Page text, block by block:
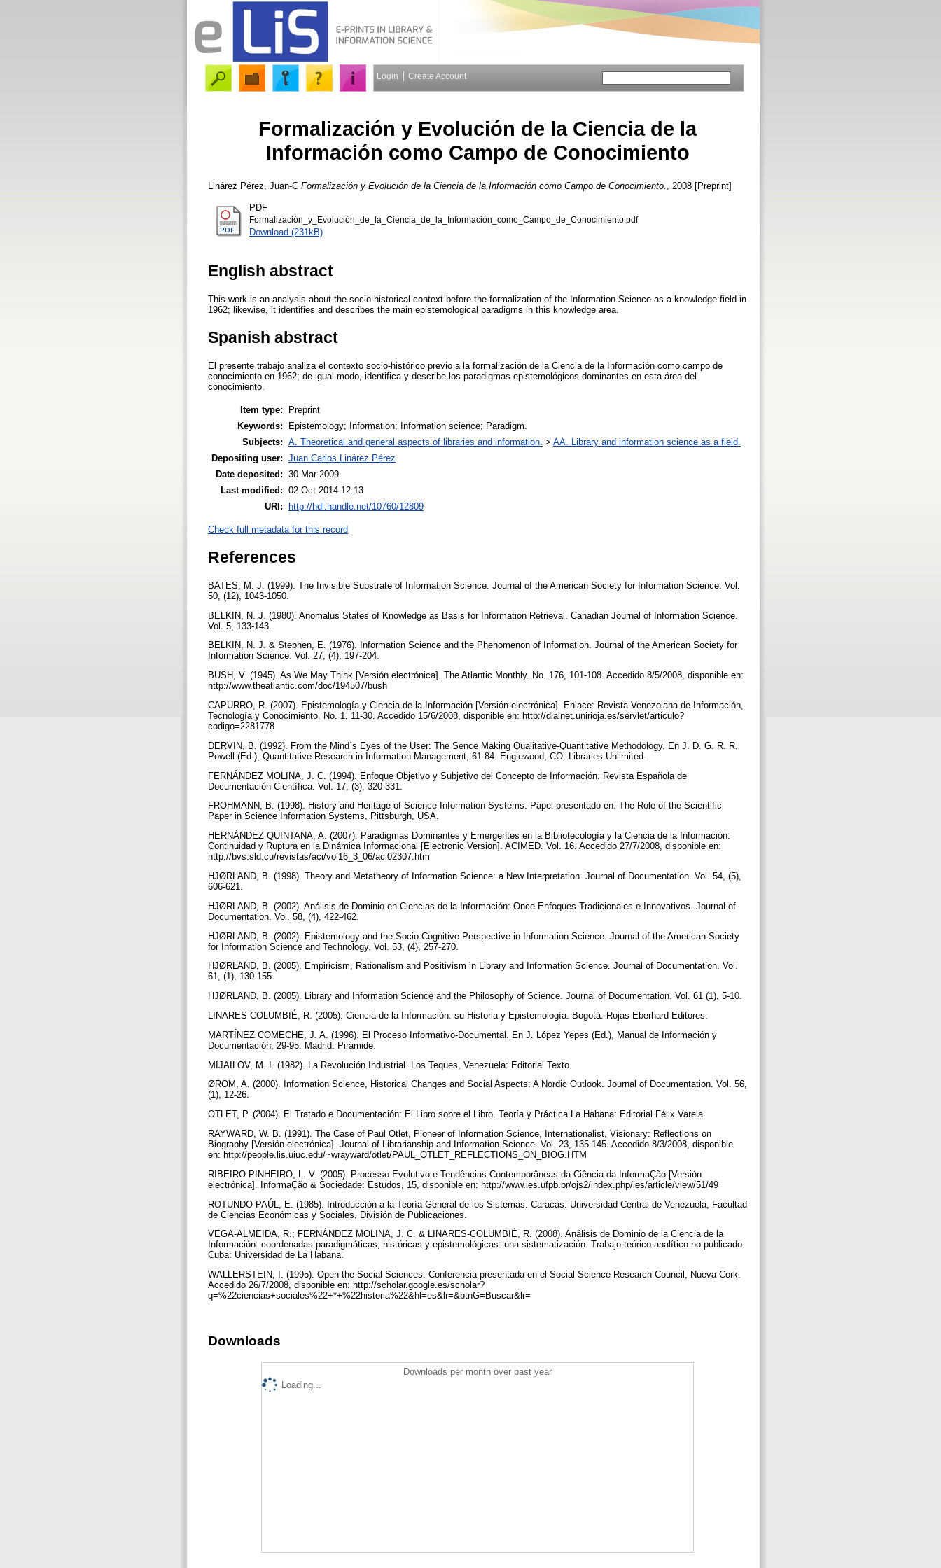
Login Create Account
Formalización y Evolución de la Ciencia de la
Información como Campo de Conocimiento
Linárez Pérez, Juan-C Formalización y Evolución de la Ciencia de la Información como Campo de Conocimiento. , 2008 [Preprint]
PDF
Formalización_y_Evolución_de_la_Ciencia_de_la_Información_como_Campo_de_Conocimiento.pdf
Download (231kB)
English abstract
This work is an analysis about the socio-historical context before the formalization of the Information Science as a knowledge field in
1962; likewise, it identifies and describes the main epistemological paradigms in this knowledge area.
Spanish abstract
El presente trabajo analiza el contexto socio-histórico previo a la formalización de la Ciencia de la Información como campo de
conocimiento en 1962; de igual modo, identifica y describe los paradigmas epistemológicos dominantes en esta área del
conocimiento.
Item type:
Preprint
Keywords:
Epistemology; Information; Information science; Paradigm.
Subjects: A. Theoretical and general aspects of libraries and information. > AA. Library and information science as a field.
Depositing user: Juan Carlos Linárez Pérez
Date deposited: 30 Mar 2009
Last modified: 02 Oct 2014 12:13
URI:
http://hdl.handle.net/10760/12809
Check full metadata for this record
References
BATES, M. J. (1999). The Invisible Substrate of Information Science. Journal of the American Society for Information Science. Vol.
50, (12), 1043-1050.
BELKIN, N. J. (1980). Anomalus States of Knowledge as Basis for Information Retrieval. Canadian Journal of Information Science.
Vol. 5, 133-143.
BELKIN, N. J. & Stephen, E. (1976). Information Science and the Phenomenon of Information. Journal of the American Society for
Information Science. Vol. 27, (4), 197-204.
BUSH, V. (1945). As We May Think [Versión electrónica]. The Atlantic Monthly. No. 176, 101-108. Accedido 8/5/2008, disponible en:
http://www.theatlantic.com/doc/194507/bush
CAPURRO, R. (2007). Epistemología y Ciencia de la Información [Versión electrónica]. Enlace: Revista Venezolana de Información,
Tecnología y Conocimiento. No. 1, 11-30. Accedido 15/6/2008, disponible en: http://dialnet.unirioja.es/servlet/articulo?
codigo=2281778
DERVIN, B. (1992). From the Mind´s Eyes of the User: The Sence Making Qualitative-Quantitative Methodology. En J. D. G. R. R.
Powell (Ed.), Quantitative Research in Information Management, 61-84. Englewood, CO: Libraries Unlimited.
FERNÁNDEZ MOLINA, J. C. (1994). Enfoque Objetivo y Subjetivo del Concepto de Información. Revista Española de
Documentación Científica. Vol. 17, (3), 320-331.
FROHMANN, B. (1998). History and Heritage of Science Information Systems. Papel presentado en: The Role of the Scientific
Paper in Science Information Systems, Pittsburgh, USA.
HERNÁNDEZ QUINTANA, A. (2007). Paradigmas Dominantes y Emergentes en la Bibliotecología y la Ciencia de la Información:
Continuidad y Ruptura en la Dinámica Informacional [Electronic Version]. ACIMED. Vol. 16. Accedido 27/7/2008, disponible en:
http://bvs.sld.cu/revistas/aci/vol16_3_06/aci02307.htm
HJØRLAND, B. (1998). Theory and Metatheory of Information Science: a New Interpretation. Journal of Documentation. Vol. 54, (5),
606-621.
HJØRLAND, B. (2002). Análisis de Dominio en Ciencias de la Información: Once Enfoques Tradicionales e Innovativos. Journal of
Documentation. Vol. 58, (4), 422-462.
HJØRLAND, B. (2002). Epistemology and the Socio-Cognitive Perspective in Information Science. Journal of the American Society
for Information Science and Technology. Vol. 53, (4), 257-270.
HJØRLAND, B. (2005). Empiricism, Rationalism and Positivism in Library and Information Science. Journal of Documentation. Vol.
61, (1), 130-155.
HJØRLAND, B. (2005). Library and Information Science and the Philosophy of Science. Journal of Documentation. Vol. 61 (1), 5-10.
LINARES COLUMBIÉ, R. (2005). Ciencia de la Información: su Historia y Epistemología. Bogotá: Rojas Eberhard Editores.
MARTÍNEZ COMECHE, J. A. (1996). El Proceso Informativo-Documental. En J. López Yepes (Ed.), Manual de Información y
Documentación, 29-95. Madrid: Pirámide.
MIJAILOV, M. I. (1982). La Revolución Industrial. Los Teques, Venezuela: Editorial Texto.
ØROM, A. (2000). Information Science, Historical Changes and Social Aspects: A Nordic Outlook. Journal of Documentation. Vol. 56,
(1), 12-26.
OTLET, P. (2004). El Tratado e Documentación: El Libro sobre el Libro. Teoría y Práctica La Habana: Editorial Félix Varela.
RAYWARD, W. B. (1991). The Case of Paul Otlet, Pioneer of Information Science, Internationalist, Visionary: Reflections on
Biography [Versión electrónica]. Journal of Librarianship and Information Science. Vol. 23, 135-145. Accedido 8/3/2008, disponible
en: http://people.lis.uiuc.edu/~wrayward/otlet/PAUL_OTLET_REFLECTIONS_ON_BIOG.HTM
RIBEIRO PINHEIRO, L. V. (2005). Processo Evolutivo e Tendências Contemporâneas da Ciência da InformaÇão [Versión
electrónica]. InformaÇão & Sociedade: Estudos, 15, disponible en: http://www.ies.ufpb.br/ojs2/index.php/ies/article/view/51/49
ROTUNDO PAÚL, E. (1985). Introducción a la Teoría General de los Sistemas. Caracas: Universidad Central de Venezuela, Facultad
de Ciencias Económicas y Sociales, División de Publicaciones.
VEGA-ALMEIDA, R.; FERNÁNDEZ MOLINA, J. C. & LINARES-COLUMBIÉ, R. (2008). Análisis de Dominio de la Ciencia de la
Información: coordenadas paradigmáticas, históricas y epistemológicas: una sistematización. Trabajo teórico-analítico no publicado.
Cuba: Universidad de La Habana.
WALLERSTEIN, I. (1995). Open the Social Sciences. Conferencia presentada en el Social Science Research Council, Nueva Cork.
Accedido 26/7/2008, disponible en: http://scholar.google.es/scholar?
q=%22ciencias+sociales%22+*+%22historia%22&hl=es&lr=&btnG=Buscar&lr=
Downloads
Downloads per month over past year
Loading...